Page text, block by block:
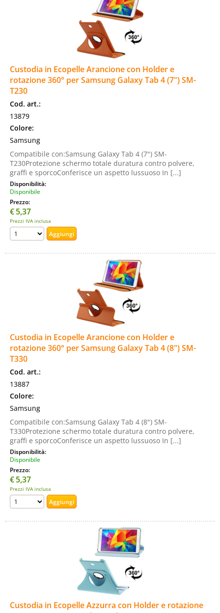
Custodia in Ecopelle Arancione con Holder e
rotazione 360° per Samsung Galaxy Tab 4 (7") SM-
T230
Cod. art.:
13879
Colore:
Samsung
Compatibile con:Samsung Galaxy Tab 4 (7") SM-
T230Protezione schermo totale duratura contro polvere,
graffi e sporcoConferisce un aspetto lussuoso In [...]
Disponibilità:
Disponibile
Prezzo:
€5,37
Prezzi IVA inclusa
Custodia in Ecopelle Arancione con Holder e
rotazione 360° per Samsung Galaxy Tab 4 (8") SM-
T330
Cod. art.:
13887
Colore:
Samsung
Compatibile con:Samsung Galaxy Tab 4 (8") SM-
T330Protezione schermo totale duratura contro polvere,
graffi e sporcoConferisce un aspetto lussuoso In [...]
Disponibilità:
Disponibile
Prezzo:
€5,37
Prezzi IVA inclusa
Custodia in Ecopelle Azzurra con Holder e rotazione